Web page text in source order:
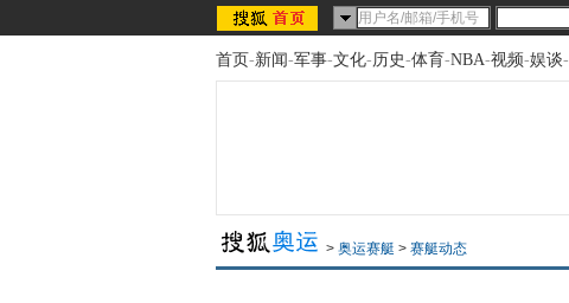
首页-新闻-军事-文化-历史-体育-NBA-视频-娱谈-
> 奥运赛艇 > 赛艇动态